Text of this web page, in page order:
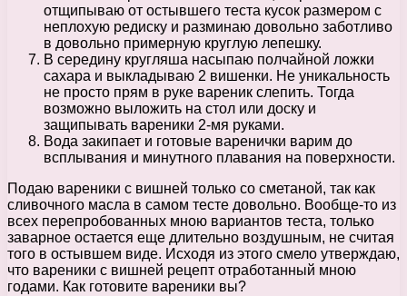
отщипываю от остывшего теста кусок размером с
неплохую редиску и разминаю довольно заботливо
в довольно примерную круглую лепешку.
В середину кругляша насыпаю полчайной ложки
сахара и выкладываю 2 вишенки. Не уникальность
не просто прям в руке вареник слепить. Тогда
возможно выложить на стол или доску и
защипывать вареники 2-мя руками.
Вода закипает и готовые варенички варим до
всплывания и минутного плавания на поверхности.
Подаю вареники с вишней только со сметаной, так как
сливочного масла в самом тесте довольно. Вообще-то из
всех перепробованных мною вариантов теста, только
заварное остается еще длительно воздушным, не считая
того в остывшем виде. Исходя из этого смело утверждаю,
что вареники с вишней рецепт отработанный мною
годами. Как готовите вареники вы?